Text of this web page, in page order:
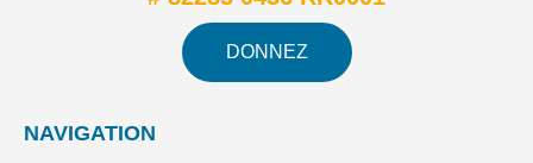
DONNEZ
NAVIGATION